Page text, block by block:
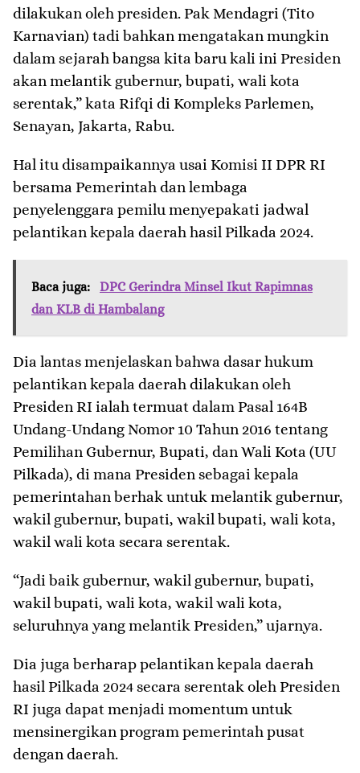
dilakukan oleh presiden. Pak Mendagri (Tito
Karnavian) tadi bahkan mengatakan mungkin
dalam sejarah bangsa kita baru kali ini Presiden
akan melantik gubernur, bupati, wali kota
serentak,” kata Rifqi di Kompleks Parlemen,
Senayan, Jakarta, Rabu.
Hal itu disampaikannya usai Komisi II DPR RI
bersama Pemerintah dan lembaga
penyelenggara pemilu menyepakati jadwal
pelantikan kepala daerah hasil Pilkada 2024.
Baca juga:
DPC Gerindra Minsel Ikut Rapimnas
dan KLB di Hambalang
Dia lantas menjelaskan bahwa dasar hukum
pelantikan kepala daerah dilakukan oleh
Presiden RI ialah termuat dalam Pasal 164B
Undang-Undang Nomor 10 Tahun 2016 tentang
Pemilihan Gubernur, Bupati, dan Wali Kota (UU
Pilkada), di mana Presiden sebagai kepala
pemerintahan berhak untuk melantik gubernur,
wakil gubernur, bupati, wakil bupati, wali kota,
wakil wali kota secara serentak.
“Jadi baik gubernur, wakil gubernur, bupati,
wakil bupati, wali kota, wakil wali kota,
seluruhnya yang melantik Presiden,” ujarnya.
Dia juga berharap pelantikan kepala daerah
hasil Pilkada 2024 secara serentak oleh Presiden
RI juga dapat menjadi momentum untuk
mensinergikan program pemerintah pusat
dengan daerah.